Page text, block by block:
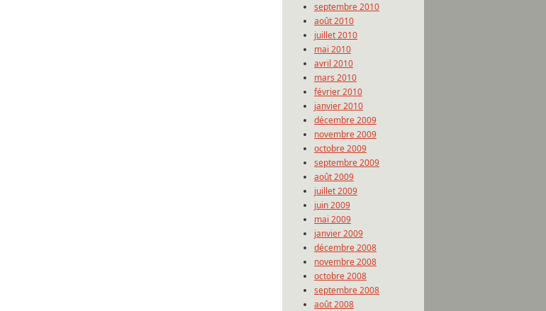
septembre 2010
août 2010
juillet 2010
mai 2010
avril 2010
mars 2010
février 2010
janvier 2010
décembre 2009
novembre 2009
octobre 2009
septembre 2009
août 2009
juillet 2009
juin 2009
mai 2009
janvier 2009
décembre 2008
novembre 2008
octobre 2008
septembre 2008
août 2008